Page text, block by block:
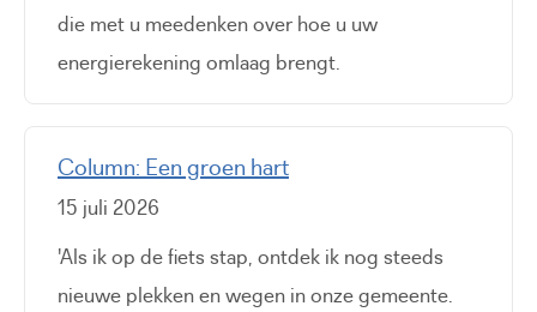
die met u meedenken over hoe u uw
energierekening omlaag brengt.
Column: Een groen hart
15 juli 2026
'Als ik op de fiets stap, ontdek ik nog steeds
nieuwe plekken en wegen in onze gemeente.